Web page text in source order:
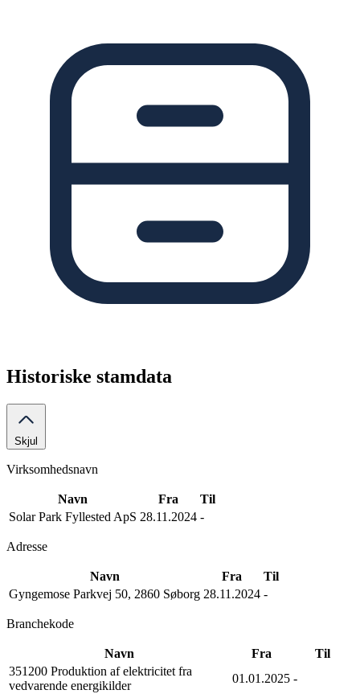
Historiske stamdata
Skjul
Virksomhedsnavn
Navn Fra
Til
Solar Park Fyllested ApS 28.11.2024 -
Adresse
Navn Fra
Til
Gyngemose Parkvej 50, 2860 Søborg 28.11.2024 -
Branchekode
Navn Fra
Til
351200 Produktion af elektricitet fra
vedvarende energikilder
01.01.2025 -